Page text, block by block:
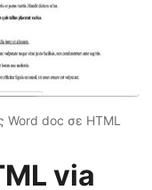
Word doc σε HTML
via